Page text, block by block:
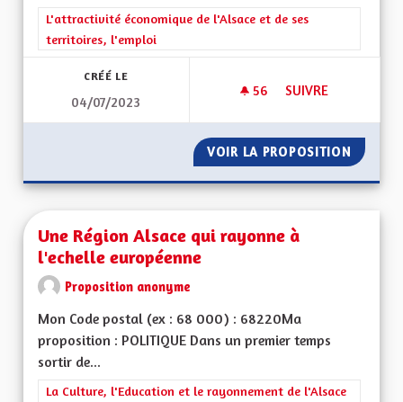
Filtrer les résultats de la catégorie : L'attractivité
L'attractivité économique de l'Alsace et de ses
territoires, l'emploi
CRÉÉ LE
04/07/2023
56 56 ABONNÉS
SUIVRE
VOIR LA PROPOSITION
Une Région Alsace qui rayonne à
l'echelle européenne
Proposition anonyme
Mon Code postal (ex : 68 000) : 68220Ma
proposition : POLITIQUE Dans un premier temps
sortir de...
Filtrer les résultats de la catégorie : La Culture, l'Education et
La Culture, l'Education et le rayonnement de l'Alsace